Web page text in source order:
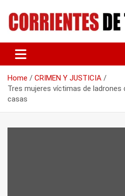
content
CORRIENTES DE
Home
CRIMEN Y JUSTICIA
Tres mujeres víctimas de ladrones
casas